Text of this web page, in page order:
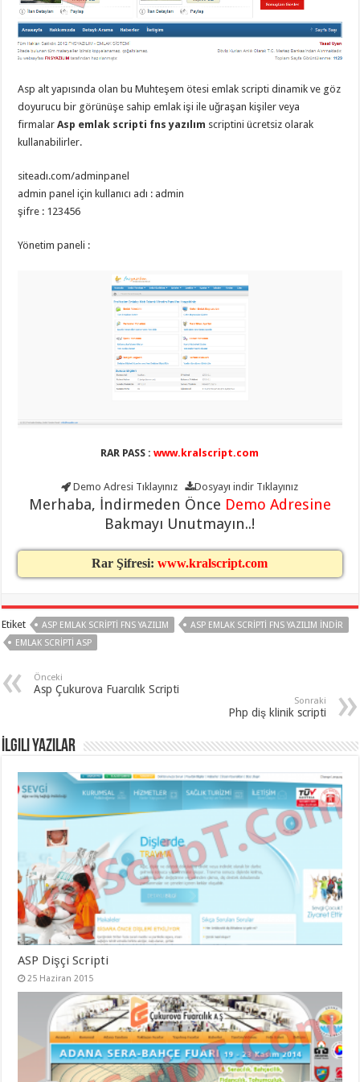
organizasyon,
gaziantep
organizasyon,
gaziantep
organizasyon,
gaziantep
organizasyon ,
gaziantep
organizasyon,
gaziantep
palyaço
Asp alt yapısında olan bu Muhteşem ötesi emlak scripti dinamik ve göz
doyurucu bir görünüşe sahip emlak işi ile uğraşan kişiler veya
firmalarAsp emlak scripti fns yazılım scriptini ücretsiz olarak
kullanabilirler.
siteadı.com/adminpanel
admin panel için kullanıcı adı : admin
şifre : 123456
Yönetim paneli :
RAR PASS :www.kralscript.com
Demo Adresi Tıklayınız Dosyayı indir Tıklayınız
Merhaba, İndirmeden Önce Demo Adresine
Bakmayı Unutmayın..!
Rar Şifresi:www.kralscript.com
Etiket ASP EMLAK SCRIPTI FNS YAZILIM
ASP EMLAK SCRIPTI FNS YAZILIM INDIR
EMLAK SCRIPTI ASP
Önceki
Asp Çukurova Fuarcılık Scripti
Sonraki
Php diş klinik scripti
İlgili Yazılar
ASP Dişçi Scripti
25 Haziran 2015